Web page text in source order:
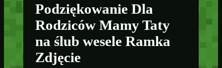
Podziękowanie Dla
Rodziców Mamy Taty
na ślub wesele Ramka
Zdjęcie